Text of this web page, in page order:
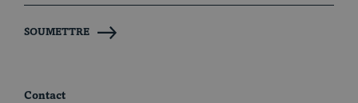
Contact
SOUMETTRE